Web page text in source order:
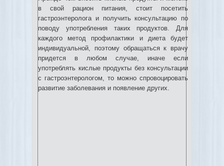
в свой рацион питания, стоит посетить
гастроэнтеролога и получить консультацию по
поводу употребления таких продуктов. Для
каждого метод профилактики и диета будет
индивидуальной, поэтому обращаться к врачу
придется в любом случае, иначе если
употреблять кислые продукты без консультации
с гастроэнтерологом, то можно спровоцировать
развитие заболевания и появление других.